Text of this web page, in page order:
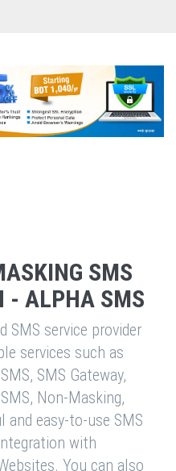
SMS
- ALPHA SMS
SMS service provider
services such as
SMS Gateway,
Non-Masking,
easy-to-use SMS
with
You can also